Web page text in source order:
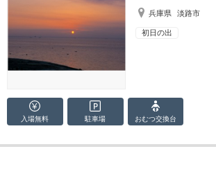
兵庫県 淡路市
初日の出
入場無料 駐車場 おむつ交換台